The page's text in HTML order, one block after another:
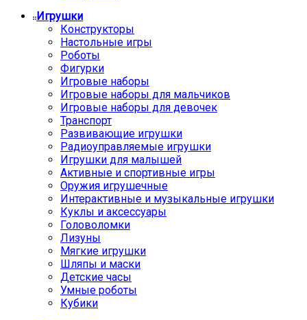
Игрушки
Конструкторы
Настольные игры
Роботы
Фигурки
Игровые наборы
Игровые наборы для мальчиков
Игровые наборы для девочек
Транспорт
Развивающие игрушки
Радиоуправляемые игрушки
Игрушки для малышей
Активные и спортивные игры
Оружия игрушечные
Интерактивные и музыкальные игрушки
Куклы и аксессуары
Головоломки
Лизуны
Мягкие игрушки
Шляпы и маски
Детские часы
Умные роботы
Кубики